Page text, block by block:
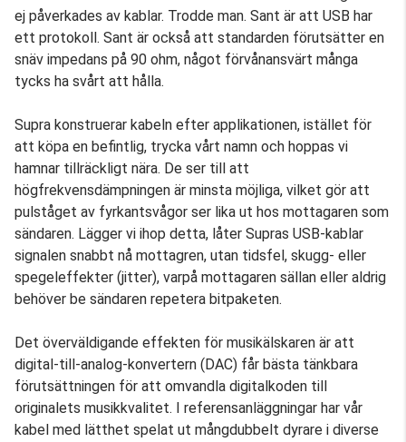
ej påverkades av kablar. Trodde man. Sant är att USB har
ett protokoll. Sant är också att standarden förutsätter en
snäv impedans på 90 ohm, något förvånansvärt många
tycks ha svårt att hålla.
Supra konstruerar kabeln efter applikationen, istället för
att köpa en befintlig, trycka vårt namn och hoppas vi
hamnar tillräckligt nära. De ser till att
högfrekvensdämpningen är minsta möjliga, vilket gör att
pulståget av fyrkantsvågor ser lika ut hos mottagaren som
sändaren. Lägger vi ihop detta, låter Supras USB-kablar
signalen snabbt nå mottagren, utan tidsfel, skugg- eller
spegeleffekter (jitter), varpå mottagaren sällan eller aldrig
behöver be sändaren repetera bitpaketen.
Det överväldigande effekten för musikälskaren är att
digital-till-analog-konvertern (DAC) får bästa tänkbara
förutsättningen för att omvandla digitalkoden till
originalets musikkvalitet. I referensanläggningar har vår
kabel med lätthet spelat ut mångdubbelt dyrare i diverse